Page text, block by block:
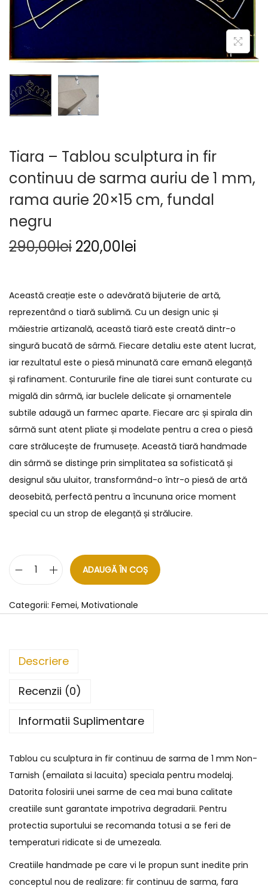
Tiara – Tablou sculptura in fir
continuu de sarma auriu de 1 mm,
rama aurie 20×15 cm, fundal
negru
290,00lei 220,00lei
Această creație este o adevărată bijuterie de artă,
reprezentând o tiară sublimă. Cu un design unic și
măiestrie artizanală, această tiară este creată dintr-o
singură bucată de sârmă. Fiecare detaliu este atent lucrat,
iar rezultatul este o piesă minunată care emană eleganță
și rafinament. Contururile fine ale tiarei sunt conturate cu
migală din sârmă, iar buclele delicate și ornamentele
subtile adaugă un farmec aparte. Fiecare arc și spirala din
sârmă sunt atent pliate și modelate pentru a crea o piesă
care strălucește de frumusețe. Această tiară handmade
din sârmă se distinge prin simplitatea sa sofisticată și
designul său uluitor, transformând-o într-o piesă de artă
deosebită, perfectă pentru a încununa orice moment
special cu un strop de eleganță și strălucire.
ADAUGĂ ÎN COȘ
Categorii: Femei, Motivationale
Descriere
Recenzii (0)
Informatii Suplimentare
Tablou cu sculptura in fir continuu de sarma de 1 mm Non-
Tarnish (emailata si lacuita) speciala pentru modelaj.
Datorita folosirii unei sarme de cea mai buna calitate
creatiile sunt garantate impotriva degradarii. Pentru
protectia suportului se recomanda totusi a se feri de
temperaturi ridicate si de umezeala.
Creatiile handmade pe care vi le propun sunt inedite prin
conceptul nou de realizare: fir continuu de sarma, fara